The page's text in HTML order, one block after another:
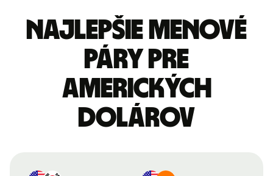
Najlepšie menové
páry pre
Amerických
dolárov